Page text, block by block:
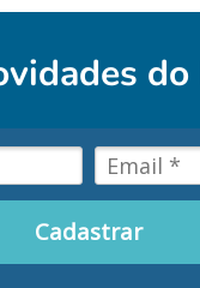
do
Cadastrar